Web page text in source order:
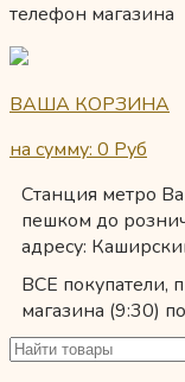
телефон магазина
ВАША КОРЗИНА
на сумму: 0 Руб
Станция метро
пешком до
адресу:
ВСЕ покупатели,
магазина (9:30)